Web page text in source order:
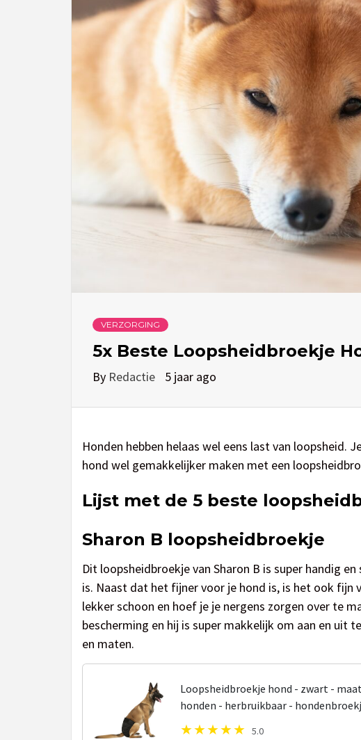
VERZORGING
5x Beste Loopsheidbroekje
By Redactie 5 jaar ago
Honden hebben helaas wel eens last van loopsheid.
hond wel gemakkelijker maken met een
Lijst met de 5 beste
Sharon B loopsheidbroekje
Dit loopsheidbroekje van Sharon B is super handig
is. Naast dat het fijner voor je hond is, is het ook fijn
lekker schoon en hoef je je nergens zorgen over te
bescherming en hij is super makkelijk om aan en uit
en maten.
Loopsheidbroekje hond - zwart -
honden - herbruikbaar -
loopsheid - ongesteldheid - voorkomt
5.0